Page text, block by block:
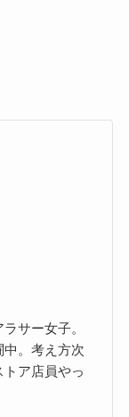
サー女子。
。考え方次
ア店員やっ